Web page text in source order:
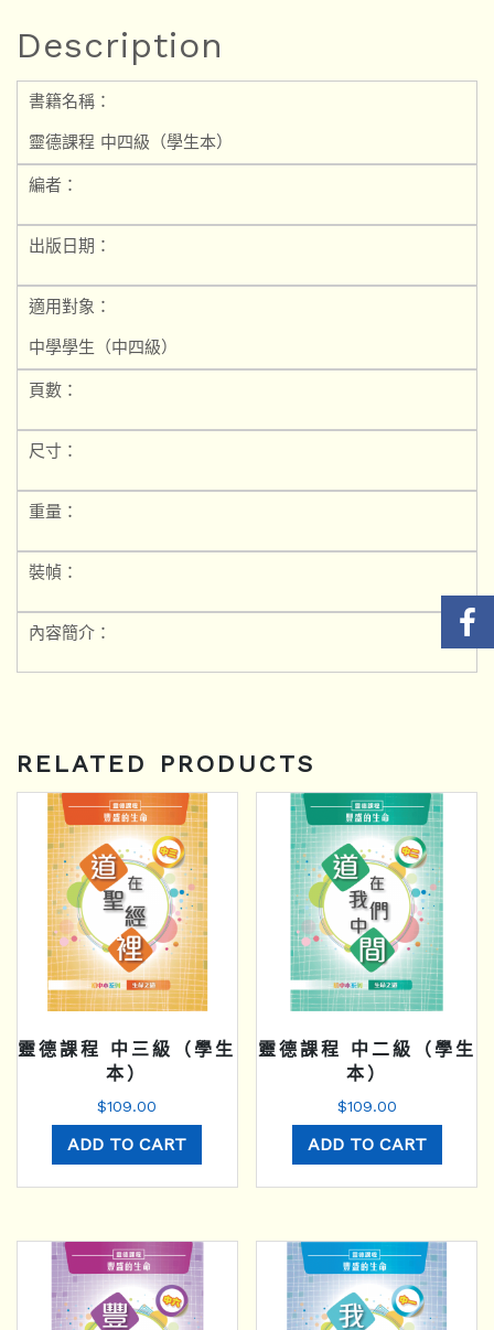
Description
書籍名稱：
靈德課程 中四級（學生本）
編者：
出版日期：
適用對象：
中學學生（中四級）
頁數：
尺寸：
重量：
裝幀：
內容簡介：
RELATED PRODUCTS
靈德課程 中三級（學生
本）
$109.00
ADD TO CART
靈德課程 中二級（學生
本）
$109.00
ADD TO CART